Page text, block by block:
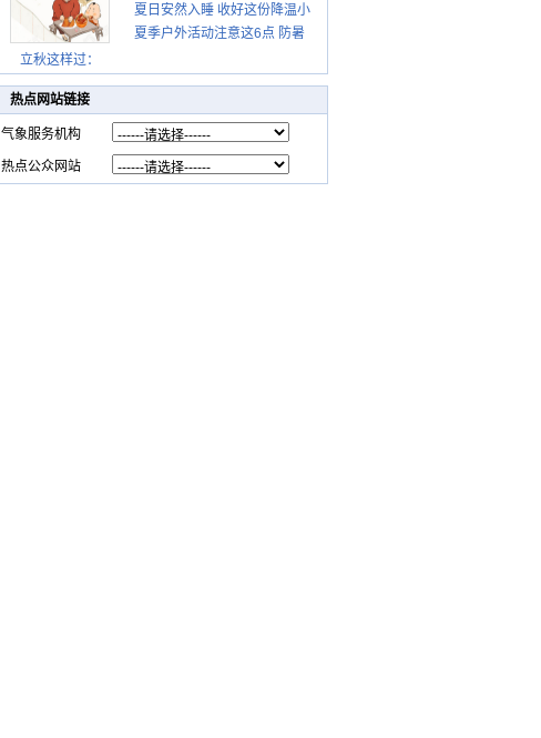
立秋这样过：
这些前兆要知道
夏日安然入睡 收好这份降温小
贴士
夏季户外活动注意这6点 防暑
热点网站链接
气象服务机构
热点公众网站